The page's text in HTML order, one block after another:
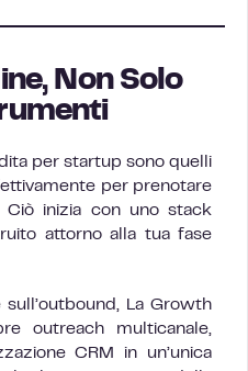
Non Solo
per startup sono quelli
per prenotare
Ciò inizia con uno stack
attorno alla tua fase
La Growth
outreach multicanale,
CRM in un’unica